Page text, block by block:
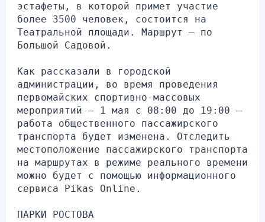
эстафеты, в которой примет участие
более 3500 человек, состоится на
Театральной площади. Маршрут — по
Большой Садовой.
Как рассказали в городской
администрации, во время проведения
первомайских спортивно-массовых
мероприятий — 1 мая с 08:00 до 19:00 —
работа общественного пассажирского
транспорта будет изменена. Отследить
местоположение пассажирского транспорта
на маршрутах в режиме реального времени
можно будет с помощью информационного
сервиса Pikas Online.
ПАРКИ РОСТОВА